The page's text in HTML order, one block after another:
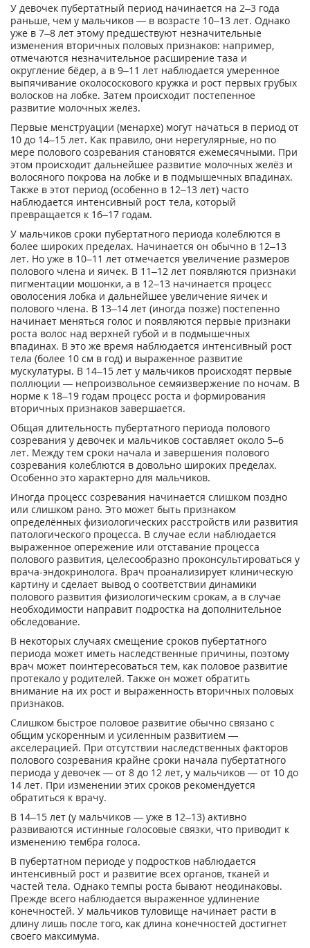
У девочек пубертатный период начинается на 2–3 года
раньше, чем у мальчиков — в возрасте 10–13 лет. Однако
уже в 7–8 лет этому предшествуют незначительные
изменения вторичных половых признаков: например,
отмечаются незначительное расширение таза и
округление бёдер, а в 9–11 лет наблюдается умеренное
выпячивание околососкового кружка и рост первых грубых
волосков на лобке. Затем происходит постепенное
развитие молочных желёз.
Первые менструации (менархе) могут начаться в период от
10 до 14–15 лет. Как правило, они нерегулярные, но по
мере полового созревания становятся ежемесячными. При
этом происходит дальнейшее развитие молочных желёз и
волосяного покрова на лобке и в подмышечных впадинах.
Также в этот период (особенно в 12–13 лет) часто
наблюдается интенсивный рост тела, который
превращается к 16–17 годам.
У мальчиков сроки пубертатного периода колеблются в
более широких пределах. Начинается он обычно в 12–13
лет. Но уже в 10–11 лет отмечается увеличение размеров
полового члена и яичек. В 11–12 лет появляются признаки
пигментации мошонки, а в 12–13 начинается процесс
оволосения лобка и дальнейшее увеличение яичек и
полового члена. В 13–14 лет (иногда позже) постепенно
начинает меняться голос и появляются первые признаки
роста волос над верхней губой и в подмышечных
впадинах. В это же время наблюдается интенсивный рост
тела (более 10 см в год) и выраженное развитие
мускулатуры. В 14–15 лет у мальчиков происходят первые
поллюции — непроизвольное семяизвержение по ночам. В
норме к 18–19 годам процесс роста и формирования
вторичных признаков завершается.
Общая длительность пубертатного периода полового
созревания у девочек и мальчиков составляет около 5–6
лет. Между тем сроки начала и завершения полового
созревания колеблются в довольно широких пределах.
Особенно это характерно для мальчиков.
Иногда процесс созревания начинается слишком поздно
или слишком рано. Это может быть признаком
определённых физиологических расстройств или развития
патологического процесса. В случае если наблюдается
выраженное опережение или отставание процесса
полового развития, целесообразно проконсультироваться у
врача-эндокринолога. Врач проанализирует клиническую
картину и сделает вывод о соответствии динамики
полового развития физиологическим срокам, а в случае
необходимости направит подростка на дополнительное
обследование.
В некоторых случаях смещение сроков пубертатного
периода может иметь наследственные причины, поэтому
врач может поинтересоваться тем, как половое развитие
протекало у родителей. Также он может обратить
внимание на их рост и выраженность вторичных половых
признаков.
Слишком быстрое половое развитие обычно связано с
общим ускоренным и усиленным развитием —
акселерацией. При отсутствии наследственных факторов
полового созревания крайне сроки начала пубертатного
периода у девочек — от 8 до 12 лет, у мальчиков — от 10 до
14 лет. При изменении этих сроков рекомендуется
обратиться к врачу.
В 14–15 лет (у мальчиков — уже в 12–13) активно
развиваются истинные голосовые связки, что приводит к
изменению тембра голоса.
В пубертатном периоде у подростков наблюдается
интенсивный рост и развитие всех органов, тканей и
частей тела. Однако темпы роста бывают неодинаковы.
Прежде всего наблюдается выраженное удлинение
конечностей. У мальчиков туловище начинает расти в
длину лишь после того, как длина конечностей достигнет
своего максимума.